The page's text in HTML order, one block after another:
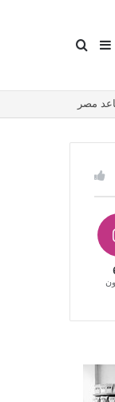
إضافة
جانبي
تسجيل
مصر